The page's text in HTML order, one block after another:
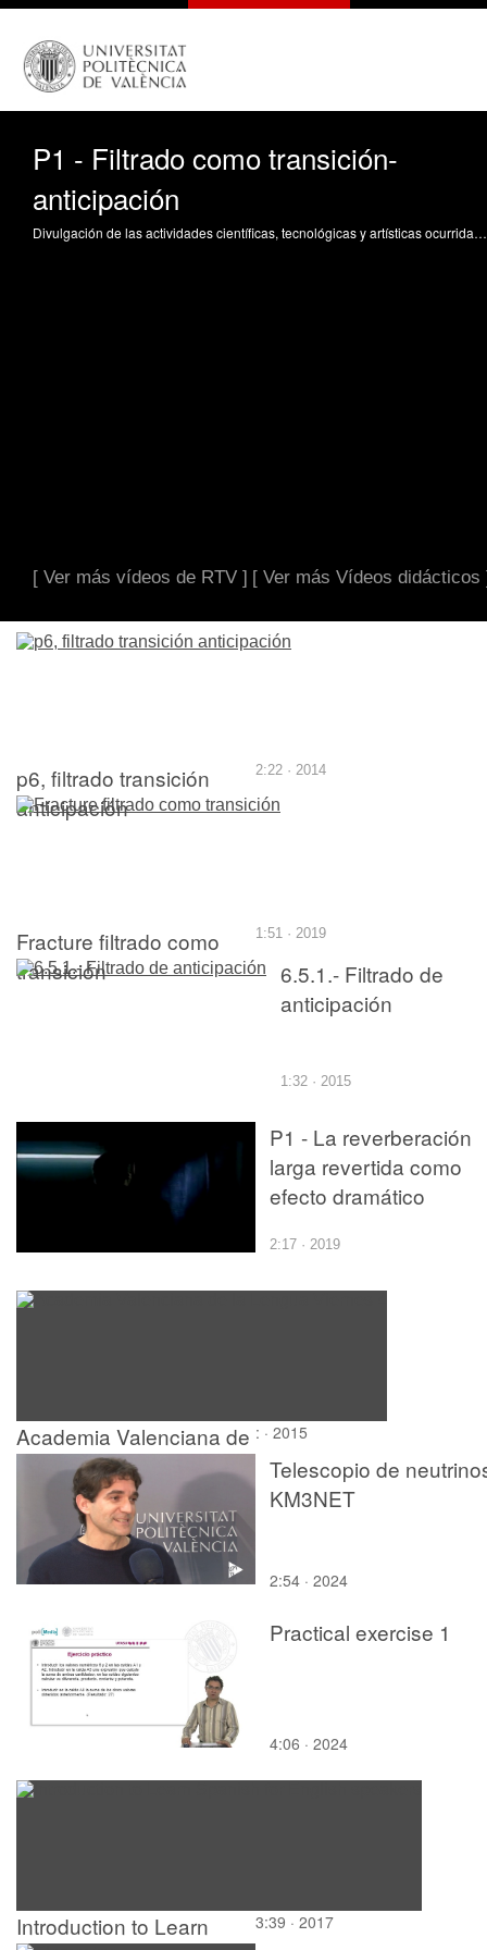
P1 - Filtrado como transición-
anticipación
Divulgación de las actividades científicas, tecnológicas y artísticas ocurridas en los tres campus de la UPV
[ Ver más vídeos de RTV ] [ Ver más Vídeos didácticos
p6, filtrado transición
anticipación
2:22 · 2014
Fracture filtrado como
transición
1:51 · 2019
6.5.1.- Filtrado de
anticipación
1:32 · 2015
P1 - La reverberación
larga revertida como
efecto dramático
2:17 · 2019
Academia Valenciana de
la Lengua Viernes 4
: · 2015
Telescopio de
KM3NET
2:54 · 2024
Practical exercise 1
4:06 · 2024
Introduction to Learn
3:39 · 2017